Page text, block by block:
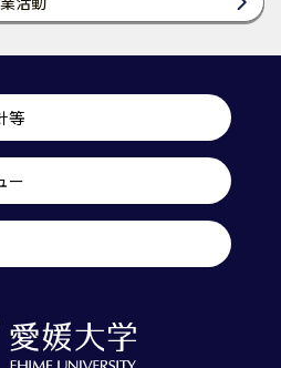
等
ー